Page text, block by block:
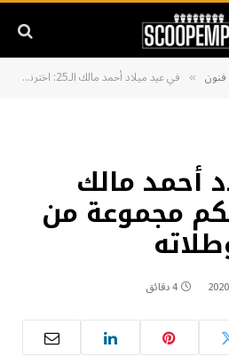
فنون » في عيد ميلاد أحمد مالك الـ25: اخترنالكم مجموعة من أبرز أعماله وطلاته
أحمد مالك
مجموعة من
4 دقائق